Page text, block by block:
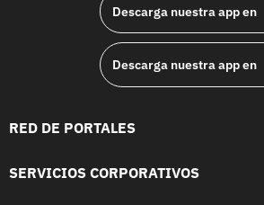
Descarga nuestra app en
Descarga nuestra app en
RED DE PORTALES
SERVICIOS CORPORATIVOS